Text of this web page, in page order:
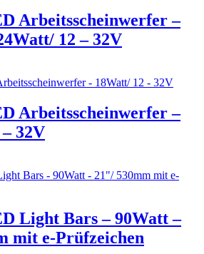
Arbeitsscheinwerfer –
12 – 32V
Arbeitsscheinwerfer –
32V
Light Bars – 90Watt –
mit e-Prüfzeichen